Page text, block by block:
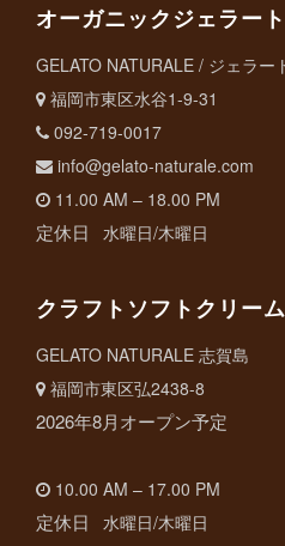
オーガニックジェラー
GELATO NATURALE / ジェラー
福岡市東区水谷1-9-31
092-719-0017
info@gelato-naturale.com
11.00 AM – 18.00 PM
定休日 水曜日/木曜日
クラフトソフトクリー
GELATO NATURALE 志賀島
福岡市東区弘2438-8
2026年8月オープン予定
10.00 AM – 17.00 PM
定休日 水曜日/木曜日